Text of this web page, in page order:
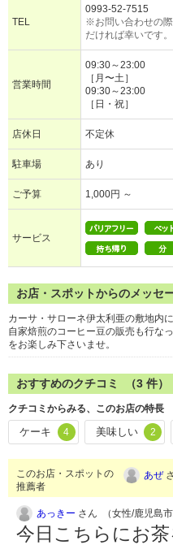
TEL
0993-52-7515
※お問い合わせの
だければ幸いです。
営業時間
09:30～23:00
［月〜土］
09:30～23:00
［日・祝］
店休日 不定休
駐車場 あり
ご予算 1,000円 ～
サービス
お店・スポットからのメッセ
カーサ・サローネ伊太利亜の敷地内
自家焙煎のコーヒー豆の販売も行な
をお楽しみ下さいませ。
おすすめのクチコミ （3 件）
クチコミからみる、このお店の特長
ケーキ 4 美味しい 2
このお店・スポットの
推薦者
あぜ
あっきー さん （女性/鹿児島市
今日こちらにお